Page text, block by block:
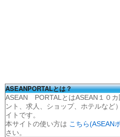
ASEANPORTALとは？
ASEAN PORTALとはASEAN１０
ント、求人、ショップ、ホテルなど
イトです。
本サイトの使い方は こちら(ASEAN
さい。